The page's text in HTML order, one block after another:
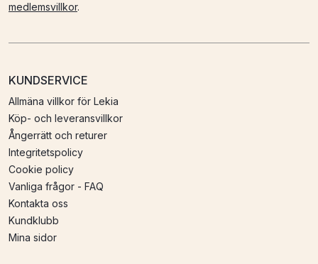
medlemsvillkor.
KUNDSERVICE
Allmäna villkor för Lekia
Köp- och leveransvillkor
Ångerrätt och returer
Integritetspolicy
Cookie policy
Vanliga frågor - FAQ
Kontakta oss
Kundklubb
Mina sidor